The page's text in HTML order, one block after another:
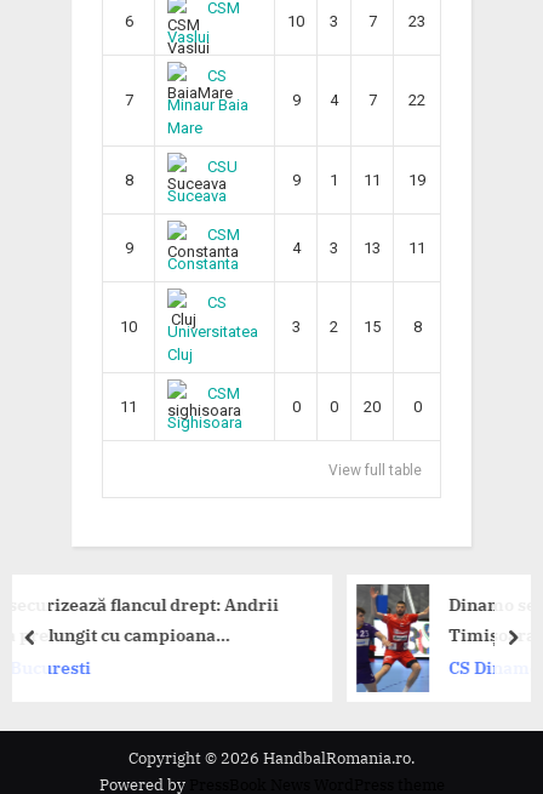
6
CSM
Vaslui
10 3 7 23
7
CS
Minaur Baia
Mare
9 4 7 22
8
CSU
Suceava
9 1 11 19
9
CSM
Constanta
4 3 13 11
10
CS
Universitatea
Cluj
3 2 15 8
11
CSM
Sighisoara
0 0 20 0
View full table
flancul drept: Andrii
campioana
Dinamo se impune la
Timișoara în
CS Dinamo Bucuresti
prev
Copyright © 2026 HandbalRomania.ro.
Powered by